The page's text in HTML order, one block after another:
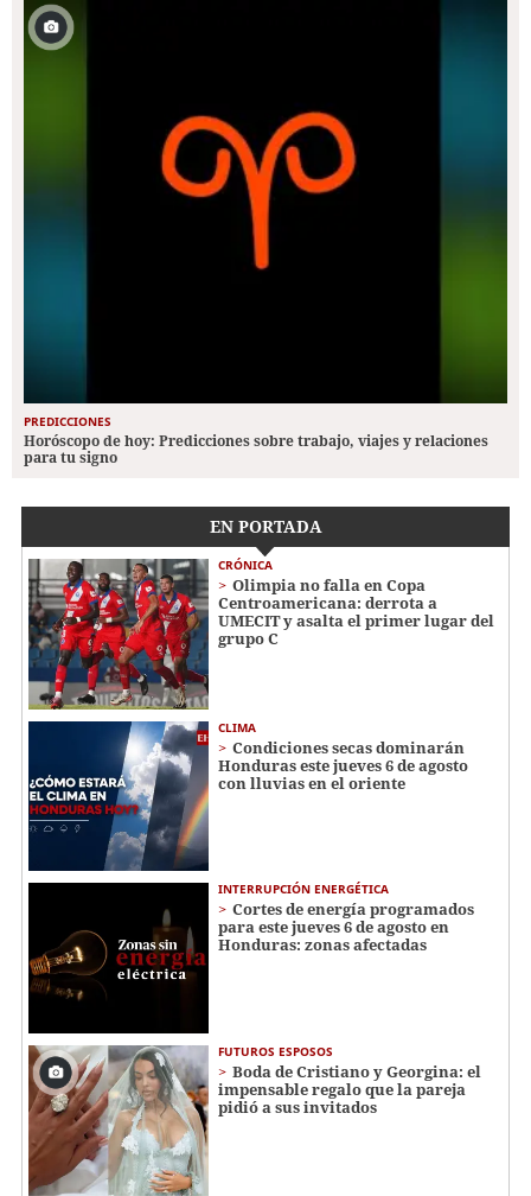
PREDICCIONES
Horóscopo de hoy: Predicciones sobre trabajo, viajes y relaciones
para tu signo
EN PORTADA
CRÓNICA
Olimpia no falla en Copa
Centroamericana: derrota a
UMECIT y asalta el primer lugar del
grupo C
CLIMA
Condiciones secas dominarán
Honduras este jueves 6 de agosto
con lluvias en el oriente
INTERRUPCIÓN ENERGÉTICA
Cortes de energía programados
para este jueves 6 de agosto en
Honduras: zonas afectadas
FUTUROS ESPOSOS
Boda de Cristiano y Georgina: el
impensable regalo que la pareja
pidió a sus invitados